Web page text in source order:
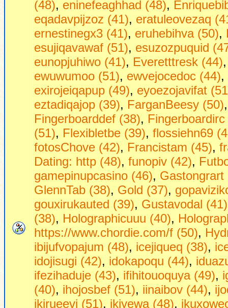
(48), eninefeaghhad (48),
eqadavpijzoz (41), eratuleovezaq
ernestinegx3 (41), eruhebihva (50),
esujiqavawaf (51), esuzozpuquid
eunopjuhiwo (41), Everetttresk (44)
ewuwumoo (51), ewvejocedoc (44),
exirojeiqapup (49), eyoezojavifat
eztadiqajop (39), FarganBeesy (50)
Fingerboarddef (38),
(51), Flexibletbe (39), flossiehn69
fotosChove (42), Francistam (45),
Dаting: http (48), funopiv (42),
gamepinupcasino (46), Gastongrart
GlennTab (38), Gold (37),
gouxirukauted (39), Gustavodal (41)
(38), Holographicuuu (40),
https://www.chordie.com/f (50),
ibijufvopajum (48), icejiqueq (38),
idojisugi (42), idokapoqu (44),
ifezihaduje (43), ifihitouoquya (49),
(40), ihojosbef (51), iinaibov (44),
ikirueevj (51), ikiyewa (48),